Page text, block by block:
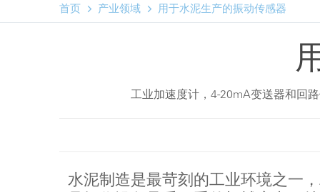
首页  产业领域  用于水泥生产的振动传感器
工业加速度计，4-20mA变送器和回
水泥制造是最苛刻的工业环境之一